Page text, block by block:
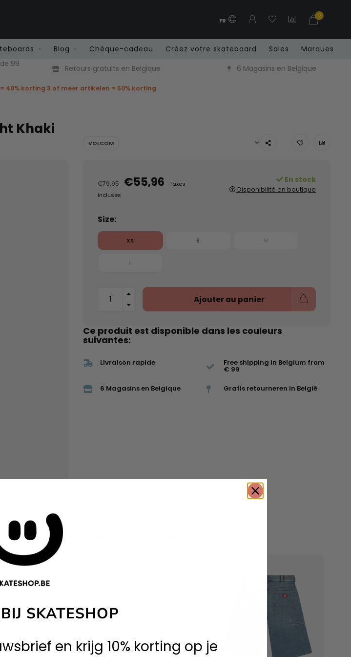
FR
0
Blog Chèque-cadeau Créez votre skateboard Sales
Marques
99
Retours gratuits en Belgique 6 Magasins en Belgique
40% korting 3 of meer artikelen = 50% korting
Khaki
VOLCOM
€79,95 €55,96
Taxes
incluses
En stock
Disponibilité en boutique
Size:
XS S
Ajouter au panier
Ce produit est disponible dans les couleurs
suivantes:
Livraison rapide Free shipping in Belgium from
€ 99
6 Magasins en Belgique Gratis retourneren in België
SKATESHOP
en krijg 10% korting op je